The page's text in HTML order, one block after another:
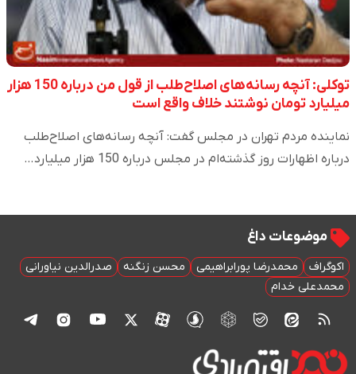
توکلی: آنچه رسانه‌های اصلاح‌طلب از قول من درباره 150 هزار
میلیارد تومان نوشتند خلاف واقع است
نماینده مردم تهران در مجلس گفت: آنچه رسانه‌های اصلاح‌طلب
درباره اظهارات روز گذشته‌ام در مجلس درباره 150 هزار میلیارد…
موضوعات داغ
اکوگراف محمدرضا پورابراهیمی محسن زنگنه
صدرالدین نیاورانی
محمدعلی خدام